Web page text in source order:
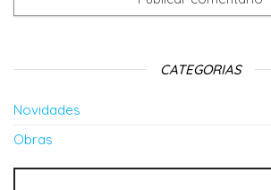
CATEGORIAS
Novidades
Obras